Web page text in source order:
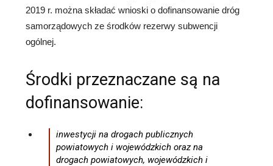
2019 r. można składać wnioski o dofinansowanie dróg
samorządowych ze środków rezerwy subwencji
ogólnej.
Środki przeznaczane są na
dofinansowanie:
inwestycji na drogach publicznych
powiatowych i wojewódzkich oraz na
drogach powiatowych, wojewódzkich i